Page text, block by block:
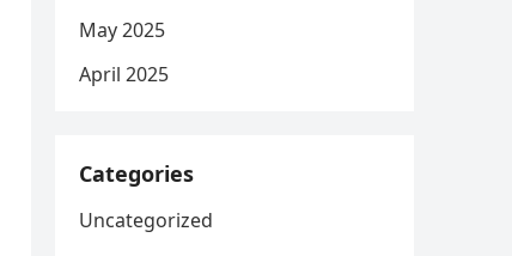
May 2025
April 2025
Categories
Uncategorized